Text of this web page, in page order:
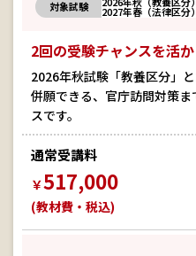
対象試験 2027年春（法律区分）
2回の受験チャンスを活
2026年秋試験「教養区分」
併願できる、官庁訪問対策
スです。
通常受講料
￥517,000
(教材費・税込)